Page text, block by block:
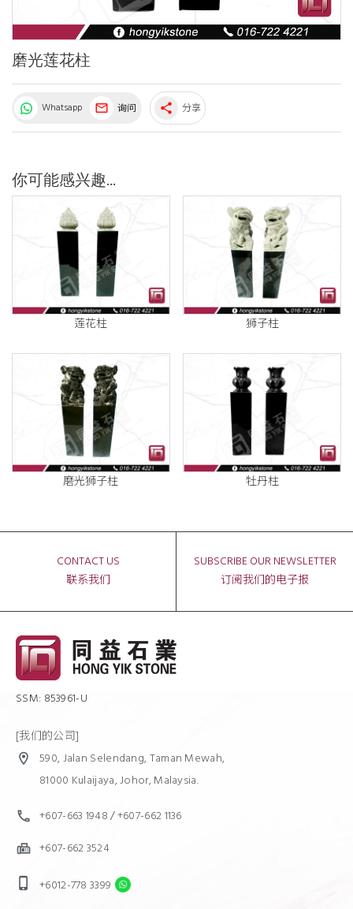
磨光莲花柱
Whatsapp 询问 share 分享
你可能感兴趣...
莲花柱 狮子柱
磨光狮子柱 牡丹柱
CONTACT US
联系我们
SUBSCRIBE OUR NEWSLETTER
订阅我们的电子报
SSM: 853961-U
[我们的公司]
location_on
590, Jalan Selendang, Taman Mewah,
81000 Kulaijaya, Johor, Malaysia.
call +607-663 1948/+607-662 1136
fax +607-662 3524
phone_iphone +6012-778 3399